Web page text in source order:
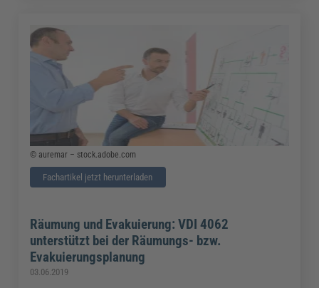
© auremar – stock.adobe.com
Fachartikel jetzt herunterladen
Räumung und Evakuierung: VDI 4062
unterstützt bei der Räumungs- bzw.
Evakuierungsplanung
03.06.2019